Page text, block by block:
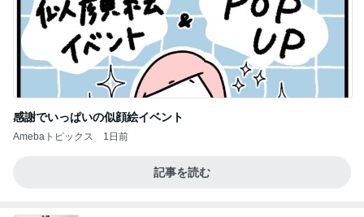
感謝でいっぱいの似顔絵イベント
Amebaトピックス 1日前
記事を読む